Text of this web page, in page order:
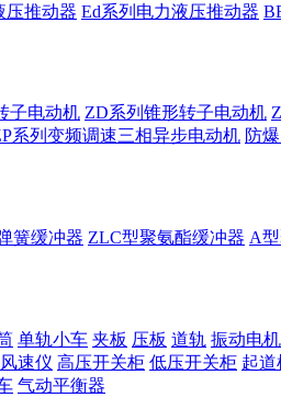
压推动器 Ed系列电力液压推动器
子电动机 ZD系列锥形转子电动机
系列变频调速三相异步电动机 防
簧缓冲器 ZLC型聚氨酯缓冲器 A
单轨小车 夹板 压板 道轨 振动电机
风速仪 高压开关柜 低压开关柜 起道
气动平衡器